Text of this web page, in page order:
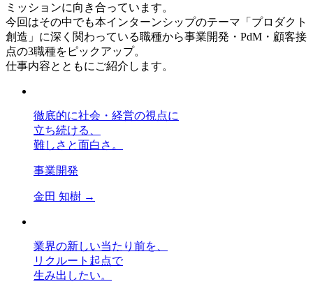
ミッションに向き合っています。
今回はその中でも本インターンシップのテーマ「プロダクト
創造」に深く関わっている職種から事業開発・PdM・顧客接
点の3職種をピックアップ。
仕事内容とともにご紹介します。
徹底的に社会・経営の視点に
立ち続ける、
難しさと面白さ。
事業開発
金田 知樹 →
業界の新しい当たり前を、
リクルート起点で
生み出したい。